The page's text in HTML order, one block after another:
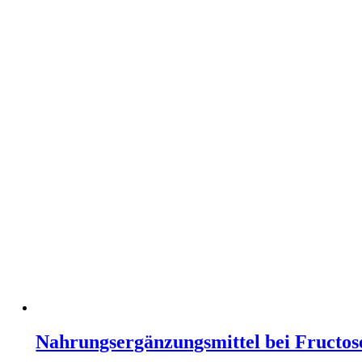
Nahrungsergänzungsmittel bei